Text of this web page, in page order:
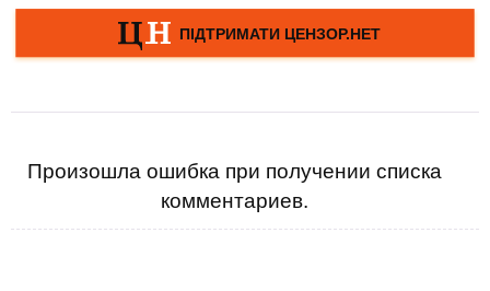
Произошла ошибка при получении списка
комментариев.